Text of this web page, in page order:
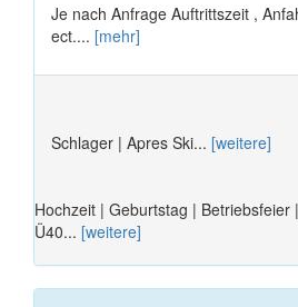
Je nach Anfrage Auftrittszeit ,
ect.... [mehr]
Schlager | Apres Ski... [weitere]
Hochzeit | Geburtstag |
Ü40... [weitere]